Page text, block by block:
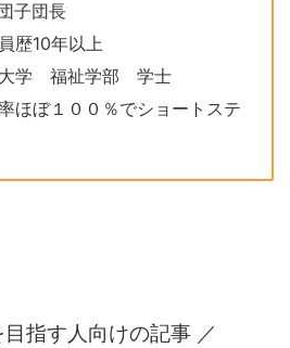
子団長
歴10年以上
学 福祉学部 学士
ほぼ１００％でショートステ
指す人向けの記事 ／